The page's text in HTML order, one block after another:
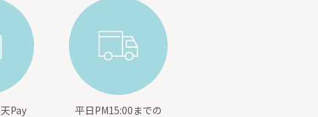
Pay
平日PM15:00までの